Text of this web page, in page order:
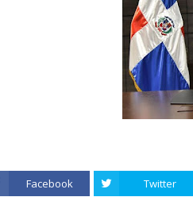
Facebook Twitter